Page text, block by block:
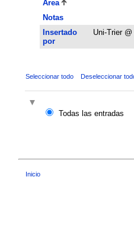
Área
Notas
Insertado
por
Uni-Trier
Seleccionar todo Deseleccionar
Todas las entradas
Inicio